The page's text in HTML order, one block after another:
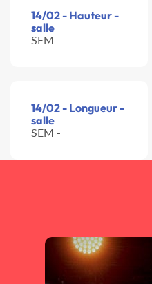
14/02 - Hauteur -
salle
SEM -
14/02 - Longueur -
salle
SEM -